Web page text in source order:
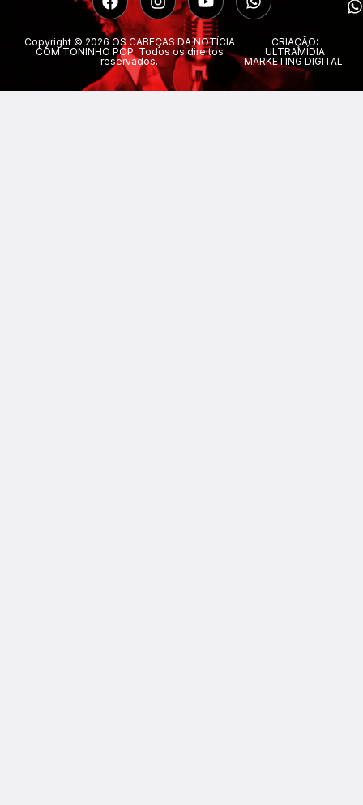
Copyright © 2026 OS CABEÇAS DA NOTÍCIA
COM TONINHO POP. Todos os direitos
reservados.
CRIAÇÃO:
ULTRAMÍDIA
MARKETING DIGITAL.